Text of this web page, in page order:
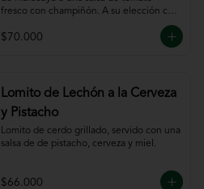
fresco con champiñón. A su elección con
espiral o puré.
$70.000
Lomito de Lechón a la Cerveza
y Pistacho
Lomito de cerdo grillado, servido con una
salsa de de pistacho, cerveza y miel.
$66.000